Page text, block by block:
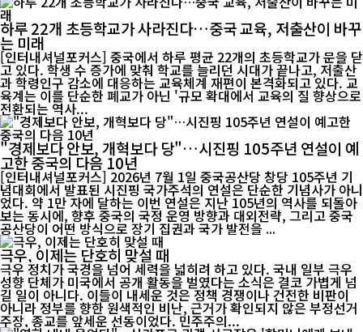
하루 22개 초등학교가 사라진다…중국 교육, 저출산이 바꾸
는 미래
[인터내셔널포커스] 중국에서 하루 평균 22개의 초등학교가 문을 닫
고 있다. 학생 수 증가에 맞춰 학교를 늘리던 시대가 끝나고, 저출산
과 학령인구 감소에 대응하는 교육체계 재편이 본격화되고 있다. 교
육계는 이를 단순한 폐교가 아닌 '규모 확대에서 교육의 질 향상으로
전환되는 역사...
"경제보다 안보, 개혁보다 당"…시진핑 105주년 연설이 예
고한 중국의 다음 10년
[인터내셔널포커스] 2026년 7월 1일 중국공산당 창당 105주년 기
념대회에서 발표된 시진핑 국가주석의 연설은 단순한 기념사가 아니
었다. 약 1만 자에 달하는 이번 연설은 지난 105년의 역사를 되돌아
보는 동시에, 향후 중국의 국정 운영 방향과 대외전략, 그리고 중국
공산당이 어떤 방식으로 장기 집권과 국가 발전을 ...
극우, 이제는 단호히 맞설 때
극우 정치가 국경을 넘어 세력을 넓히려 하고 있다. 국내 일부 극우
성향 단체가 미국에서 공개 활동을 벌였다는 소식은 결코 가볍게 넘
길 일이 아니다. 이들이 내세운 것은 정책 경쟁이나 건전한 비판이
아니라 정부를 향한 원색적인 비난, 근거가 확인되지 않은 부정선거
주장, 종교를 앞세운 선동이었다. 민주주의...